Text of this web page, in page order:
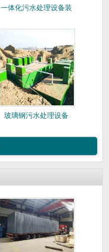
一体化污水处理设备装
玻璃钢污水处理设备